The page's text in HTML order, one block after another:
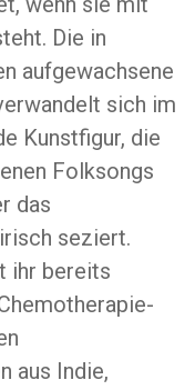
Die in
aufgewachsene
sich im
Kunstfigur, die
Folksongs
das
seziert.
ihr bereits
aus Indie,